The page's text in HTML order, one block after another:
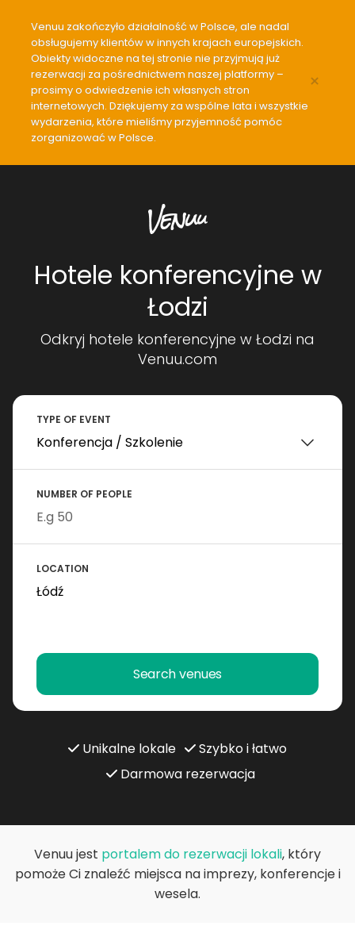
Venuu zakończyło działalność w Polsce, ale nadal
obsługujemy klientów w innych krajach europejskich.
Obiekty widoczne na tej stronie nie przyjmują już
rezerwacji za pośrednictwem naszej platformy –
prosimy o odwiedzenie ich własnych stron
internetowych. Dziękujemy za wspólne lata i wszystkie
wydarzenia, które mieliśmy przyjemność pomóc
zorganizować w Polsce.
×
Hotele konferencyjne w
Łodzi
Odkryj hotele konferencyjne w Łodzi na
Venuu.com
TYPE OF EVENT
NUMBER OF PEOPLE
LOCATION
Search venues
Unikalne lokale
Szybko i łatwo
Darmowa rezerwacja
Venuu jest portalem do rezerwacji lokali, który
pomoże Ci znaleźć miejsca na imprezy, konferencje i
wesela.